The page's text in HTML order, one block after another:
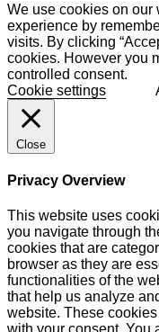
We use cookies on our
experience by
visits. By clicking
cookies. However you
controlled consent.
Cookie settings
Close
Privacy Overview
This website uses
you navigate through
cookies that are
browser as they are
functionalities of the
that help us analyze
website. These